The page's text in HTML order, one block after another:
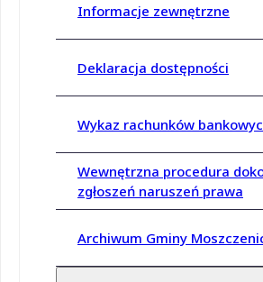
Informacje zewnętrzne
Deklaracja dostępności
Wykaz rachunków
Wewnętrzna procedura
zgłoszeń naruszeń prawa
Archiwum Gminy